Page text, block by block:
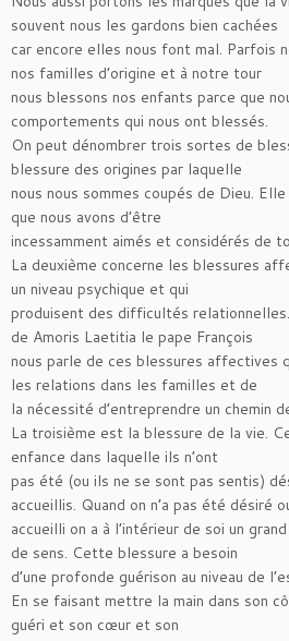
souvent nous les gardons bien cachées
car encore elles nous font mal. Parfois
nos familles d’origine et à notre tour
nous blessons nos enfants parce que
comportements qui nous ont blessés.
On peut dénombrer trois sortes de
blessure des origines par laquelle
nous nous sommes coupés de Dieu.
que nous avons d’être
incessamment aimés et considérés de
La deuxième concerne les blessures
un niveau psychique et qui
produisent des difficultés
de Amoris Laetitia le pape François
nous parle de ces blessures affectives
les relations dans les familles et de
la nécessité d’entreprendre un chemin
La troisième est la blessure de la vie.
enfance dans laquelle ils n’ont
pas été (ou ils ne se sont pas sentis)
accueillis. Quand on n’a pas été désiré
accueilli on a à l’intérieur de soi un
de sens. Cette blessure a besoin
d’une profonde guérison au niveau de
En se faisant mettre la main dans son
guéri et son cœur et son